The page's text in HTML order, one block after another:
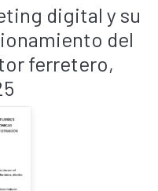
digital y su
del
ferretero,